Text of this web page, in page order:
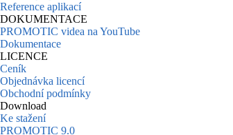
Reference aplikací
DOKUMENTACE
PROMOTIC videa na YouTube
Dokumentace
LICENCE
Ceník
Objednávka licencí
Obchodní podmínky
Download
Ke stažení
PROMOTIC 9.0